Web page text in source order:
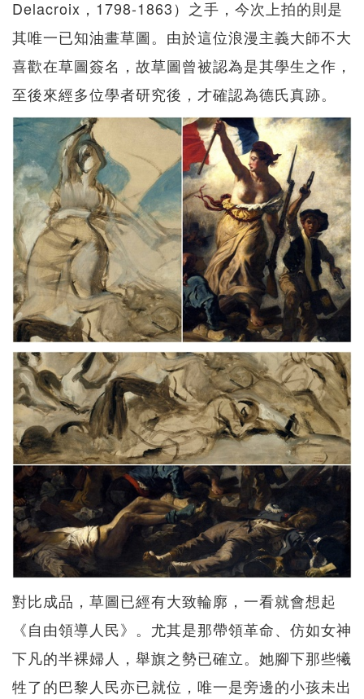
Delacroix，1798-1863）之手，今次上拍的則是
其唯一已知油畫草圖。由於這位浪漫主義大師不大
喜歡在草圖簽名，故草圖曾被認為是其學生之作，
至後來經多位學者研究後，才確認為德氏真跡。
對比成品，草圖已經有大致輪廓，一看就會想起
《自由領導人民》。尤其是那帶領革命、仿如女神
下凡的半裸婦人，舉旗之勢已確立。她腳下那些犧
牲了的巴黎人民亦已就位，唯一是旁邊的小孩未出